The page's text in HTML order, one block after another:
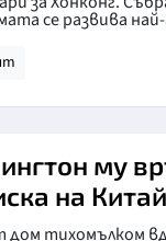
се развива
му
на Китай
дом тихомълком